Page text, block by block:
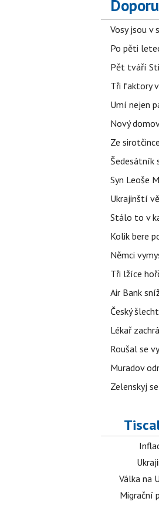
Vosy jsou v
Po pěti
Pět tváří
Tři faktory
Umí nejen
Nový
Ze
Šedesátník
Syn Leoše
Ukrajinští
Stálo to v
Kolik bere
Němci
Tři lžíce
Air Bank
Český
Lékař
Roušal se
Muradov
Zelenskyj
Válka na
Migrační